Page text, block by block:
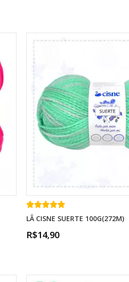
LÃ CISNE SUERTE 100G(272M)
R$14,90